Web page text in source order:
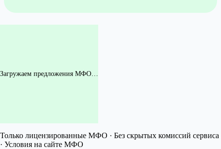
Загружаем предложения МФО…
Только лицензированные МФО · Без скрытых комиссий сервиса
· Условия на сайте МФО